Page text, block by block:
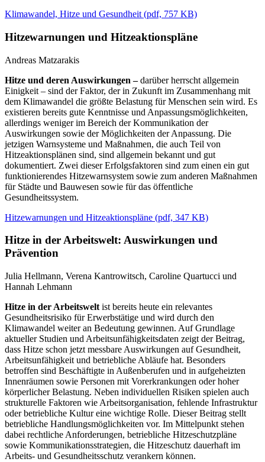
Klimawandel, Hitze und Gesundheit (pdf, 757 KB)
Hitzewarnungen und Hitzeaktionspläne
Andreas Matzarakis
Hitze und deren Auswirkungen –darüber herrscht allgemein
Einigkeit – sind der Faktor, der in Zukunft im Zusammenhang mit
dem Klimawandel die größte Belastung für Menschen sein wird. Es
existieren bereits gute Kenntnisse und Anpassungsmöglichkeiten,
allerdings weniger im Bereich der Kommunikation der
Auswirkungen sowie der Möglichkeiten der Anpassung. Die
jetzigen Warnsysteme und Maßnahmen, die auch Teil von
Hitzeaktionsplänen sind, sind allgemein bekannt und gut
dokumentiert. Zwei dieser Erfolgsfaktoren sind zum einen ein gut
funktionierendes Hitzewarnsystem sowie zum anderen Maßnahmen
für Städte und Bauwesen sowie für das öffentliche
Gesundheitssystem.
Hitzewarnungen und Hitzeaktionspläne (pdf, 347 KB)
Hitze in der Arbeitswelt: Auswirkungen und
Prävention
Julia Hellmann, Verena Kantrowitsch, Caroline Quartucci und
Hannah Lehmann
Hitze in der Arbeitswelt ist bereits heute ein relevantes
Gesundheitsrisiko für Erwerbstätige und wird durch den
Klimawandel weiter an Bedeutung gewinnen. Auf Grundlage
aktueller Studien und Arbeitsunfähigkeitsdaten zeigt der Beitrag,
dass Hitze schon jetzt messbare Auswirkungen auf Gesundheit,
Arbeitsunfähigkeit und betriebliche Abläufe hat. Besonders
betroffen sind Beschäftigte in Außenberufen und in aufgeheizten
Innenräumen sowie Personen mit Vorerkrankungen oder hoher
körperlicher Belastung. Neben individuellen Risiken spielen auch
strukturelle Faktoren wie Arbeitsorganisation, fehlende Infrastruktur
oder betriebliche Kultur eine wichtige Rolle. Dieser Beitrag stellt
betriebliche Handlungsmöglichkeiten vor. Im Mittelpunkt stehen
dabei rechtliche Anforderungen, betriebliche Hitzeschutzpläne
sowie Kommunikationsstrategien, die Hitzeschutz dauerhaft im
Arbeits- und Gesundheitsschutz verankern können.